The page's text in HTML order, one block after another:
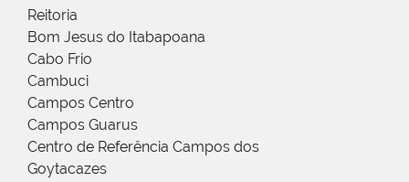
Reitoria
Bom Jesus do Itabapoana
Cabo Frio
Cambuci
Campos Centro
Campos Guarus
Centro de Referência Campos dos
Goytacazes